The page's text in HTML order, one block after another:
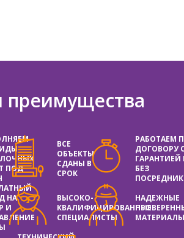
ПОД
ВСЕ
ОБЪЕКТЫ
СДАНЫ В
СРОК
РАБОТАЕМ
ДОГОВОРУ
ГАРАНТИЕЙ
БЕЗ
НА
И
ВЫСОКО-
КВАЛИФИЦИРОВАННЫЕ
СПЕЦИАЛИСТЫ
НАДЕЖНЫЕ